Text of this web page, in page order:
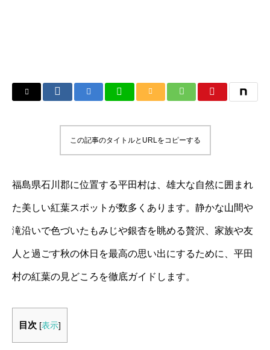
この記事のタイトルとURLをコピーする
福島県石川郡に位置する平田村は、雄大な自然に囲まれ
た美しい紅葉スポットが数多くあります。静かな山間や
滝沿いで色づいたもみじや銀杏を眺める贅沢、家族や友
人と過ごす秋の休日を最高の思い出にするために、平田
村の紅葉の見どころを徹底ガイドします。
目次 [表示]